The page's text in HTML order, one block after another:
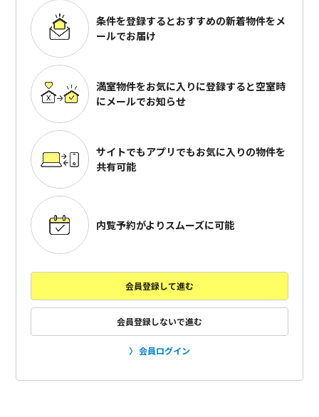
条件を登録するとおすすめの新着物件をメ
ールでお届け
満室物件をお気に入りに登録すると空室時
にメールでお知らせ
サイトでもアプリでもお気に入りの物件を
共有可能
内覧予約がよりスムーズに可能
会員登録して進む
会員登録しないで進む
会員ログイン